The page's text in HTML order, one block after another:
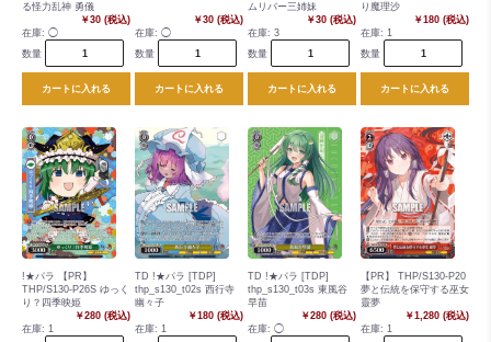
る怪力乱神 勇儀
￥30 (税込)
在庫: ◯
数量
カートに入れる
￥30 (税込)
在庫: ◯
数量
カートに入れる
ムリバー三姉妹
￥30 (税込)
在庫: 3
数量
カートに入れる
り魔理沙
￥180 (税込)
在庫: 1
数量
カートに入れる
!★パラ 【PR】
THP/S130-P26S ゆっく
り？四季映姫
￥280 (税込)
在庫: 1
TD !★パラ [TDP]
thp_s130_t02s 西行寺
幽々子
￥180 (税込)
在庫: 1
TD !★パラ [TDP]
thp_s130_t03s 東風谷
早苗
￥280 (税込)
在庫: ◯
【PR】 THP/S130-P20
夢と伝統を保守する巫女
靈夢
￥1,280 (税込)
在庫: 1